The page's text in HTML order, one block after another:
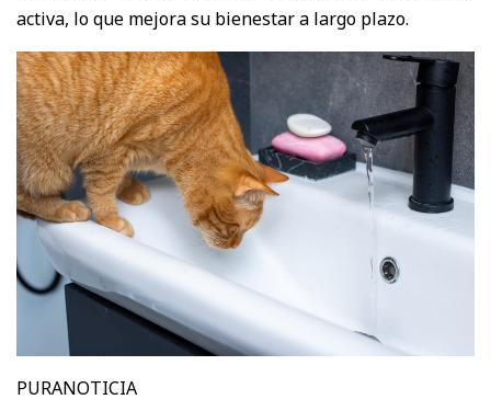
activa, lo que mejora su bienestar a largo plazo.
PURANOTICIA